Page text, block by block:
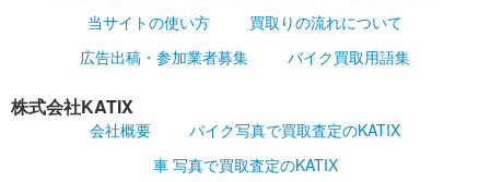
当サイトの使い方
買取りの流れについて
広告出稿・参加業者募集
バイク買取用語集
株式会社KATIX
会社概要
バイク写真で買取査定のKATIX
車 写真で買取査定のKATIX